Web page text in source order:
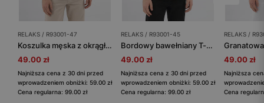
RELAKS / R93001-47
Koszulka męska z okrągłym dekoltem khaki
49.00 zł
Najniższa cena z 30 dni przed
wprowadzeniem obniżki: 59.00 zł
Cena regularna: 99.00 zł
RELAKS / R93001-45
Bordowy bawełniany T-shirt RELAKS
49.00 zł
Najniższa cena z 30 dni przed
wprowadzeniem obniżki: 59.00 zł
Cena regularna: 99.00 zł
RELAKS /
49.00 zł
Najniższa
Cena